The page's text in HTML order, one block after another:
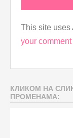
This site uses
your
КЛИКОМ НА
ПРОМЕНАМА: